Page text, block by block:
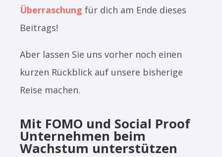
Überraschung für dich am Ende dieses
Beitrags!
Aber lassen Sie uns vorher noch einen
kurzen Rückblick auf unsere bisherige
Reise machen.
Mit FOMO und Social Proof
Unternehmen beim
Wachstum unterstützen